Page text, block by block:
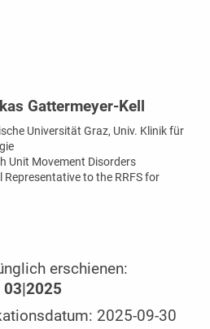
Gattermeyer-Kell
Universität Graz, Univ. Klinik für
Unit Movement Disorders
Representative to the RRFS for
erschienen:
03|2025
2025-09-30